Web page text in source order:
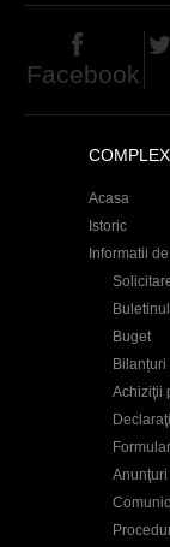
Facebook
Acasa
Istoric
Informatii
Buget
Bilanțuri
Achiziţii
Anunţuri